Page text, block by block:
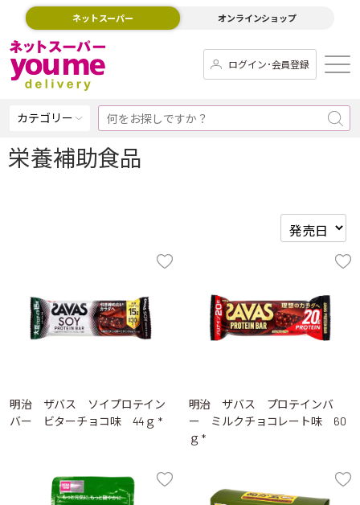
ネットスーパー オンラインショップ
ログイン･会員登録
カテゴリー
栄養補助食品
明治 ザバス ソイプロテイン
バー ビターチョコ味 44ｇ *
明治 ザバス プロテインバ
ー ミルクチョコレート味 60
ｇ *